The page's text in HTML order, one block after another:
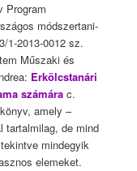
Program
módszertani-
1-2013-0012 sz.
Műszaki és
Erkölcstanári
számára c.
amely –
tartalmilag, de mind
mindegyik
elemeket.